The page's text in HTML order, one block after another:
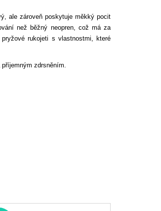
ale zároveň poskytuje měkký pocit
než běžný neopren, což má za
rukojeti s vlastnostmi, které
zdrsněním.